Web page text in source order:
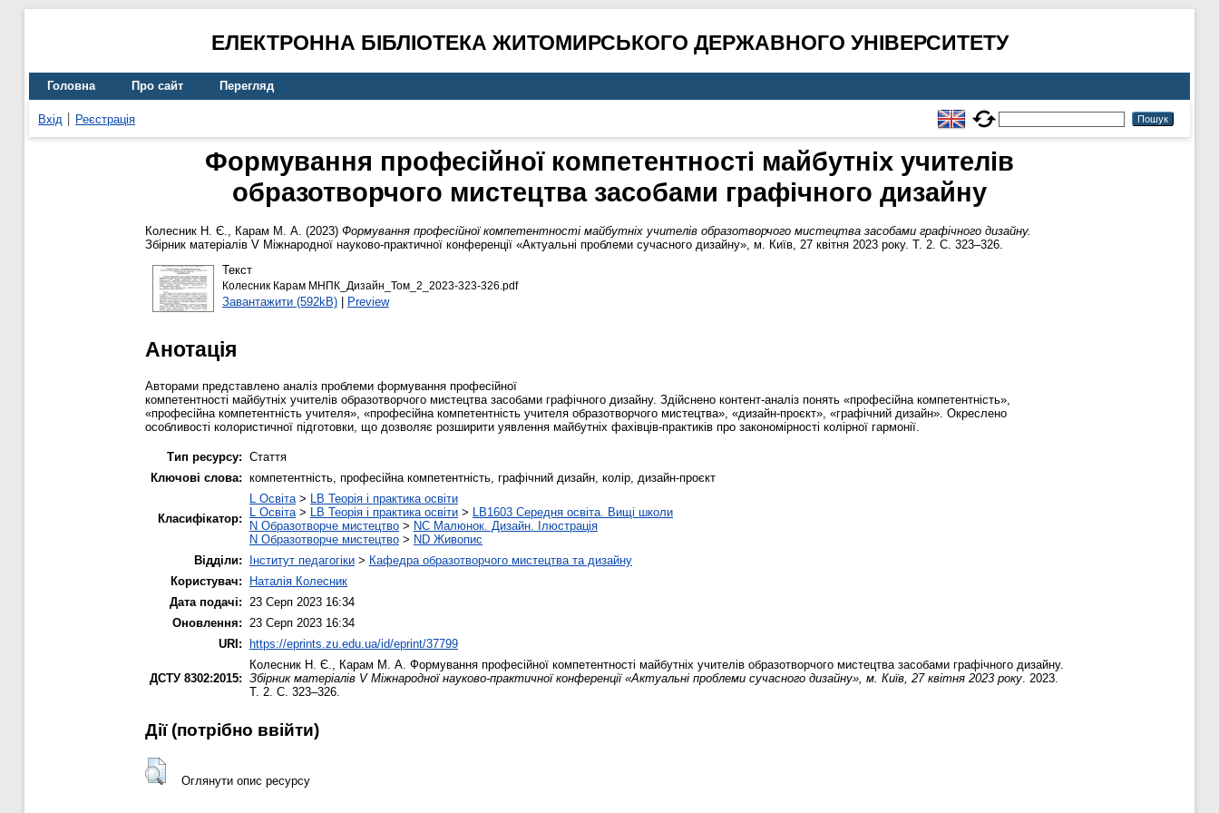
ЕЛЕКТРОННА БІБЛІОТЕКА ЖИТОМИРСЬКОГО ДЕРЖАВНОГО УНІВЕРСИТЕТУ
Головна Про сайт Перегляд
Вхід Реєстрація
Формування професійної компетентності майбутніх учителів
образотворчого мистецтва засобами графічного дизайну
Колесник Н. Є., Карам М. А. (2023) Формування професійної компетентності майбутніх учителів образотворчого мистецтва засобами графічного дизайну.
Збірник матеріалів V Міжнародної науково-практичної конференції «Актуальні проблеми сучасного дизайну», м. Київ, 27 квітня 2023 року. Т. 2. С. 323–326.
Текст
Колесник Карам МНПК_Дизайн_Том_2_2023-323-326.pdf
Завантажити (592kB)| Preview
Анотація
Авторами представлено аналіз проблеми формування професійної
компетентності майбутніх учителів образотворчого мистецтва засобами графічного дизайну. Здійснено контент-аналіз понять «професійна компетентність»,
«професійна компетентність учителя», «професійна компетентність учителя образотворчого мистецтва», «дизайн-проєкт», «графічний дизайн». Окреслено
особливості колористичної підготовки, що дозволяє розширити уявлення майбутніх фахівців-практиків про закономірності колірної гармонії.
Тип ресурсу: Стаття
Ключові слова: компетентність, професійна компетентність, графічний дизайн, колір, дизайн-проєкт
Класифікатор:
L Освіта > LB Теорія і практика освіти
L Освіта > LB Теорія і практика освіти > LB1603 Середня освіта. Вищі школи
N Образотворче мистецтво > NC Малюнок. Дизайн. Ілюстрація
N Образотворче мистецтво > ND Живопис
Відділи:
Інститут педагогіки > Кафедра образотворчого мистецтва та дизайну
Користувач:
Наталія Колесник
Дата подачі:
23 Серп 2023 16:34
Оновлення:
23 Серп 2023 16:34
URI: https://eprints.zu.edu.ua/id/eprint/37799
ДСТУ 8302:2015:
Колесник Н. Є. Карам М. А. Формування професійної компетентності майбутніх учителів образотворчого мистецтва засобами графічного дизайну.
Збірник матеріалів V Міжнародної науково-практичної конференції «Актуальні проблеми сучасного дизайну», м. Київ, 27 квітня 2023 року . 2023.
Т. 2. С. 323–326.
Дії ​​(потрібно ввійти)
Оглянути опис ресурсу